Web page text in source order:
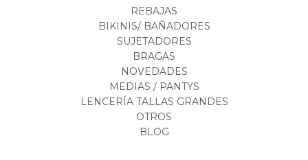
REBAJAS
BIKINIS/ BAÑADORES
SUJETADORES
BRAGAS
NOVEDADES
MEDIAS / PANTYS
LENCERÍA TALLAS GRANDES
OTROS
BLOG